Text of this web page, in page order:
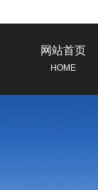
网站首页
HOME